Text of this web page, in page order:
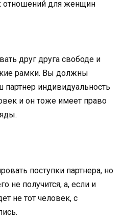
друг друга свободе и
рамки. Вы должны
партнер индивидуальность
и он тоже имеет право
поступки партнера, но
не получится, а, если и
не тот человек, с